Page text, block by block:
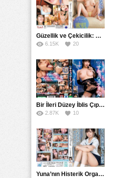
Güzellik ve Çekicilik: Bir İşyeri Kadininin Hikayesi
6.15K 20
Bir İleri Düzey İblis Çıplak Teslimat Görevlisi, İnce Bedeni ve Şeytani Becerileriyle Sizi Sürekli BoşaltacakMDBK
2.87K 10
Yuna’nın Histerik Orgazmı: Genç Kızın Savage Hareketlerle Ulaştığı Şiddetli Coşkuları